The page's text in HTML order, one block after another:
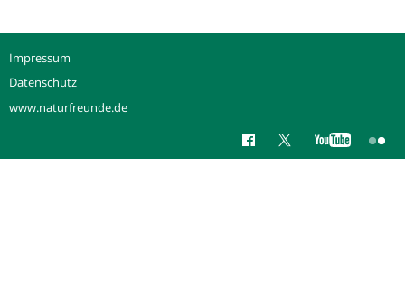
Impressum
Datenschutz
www.naturfreunde.de